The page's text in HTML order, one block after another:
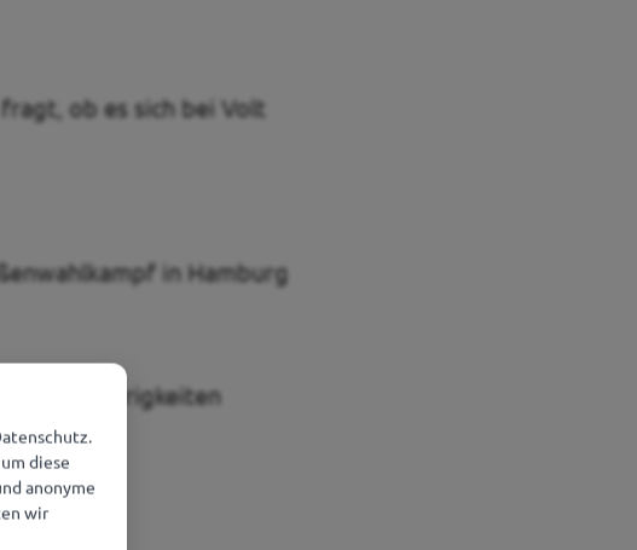
ob es sich bei Volt
in Hamburg
Schwierigkeiten
diese
anonyme
wir